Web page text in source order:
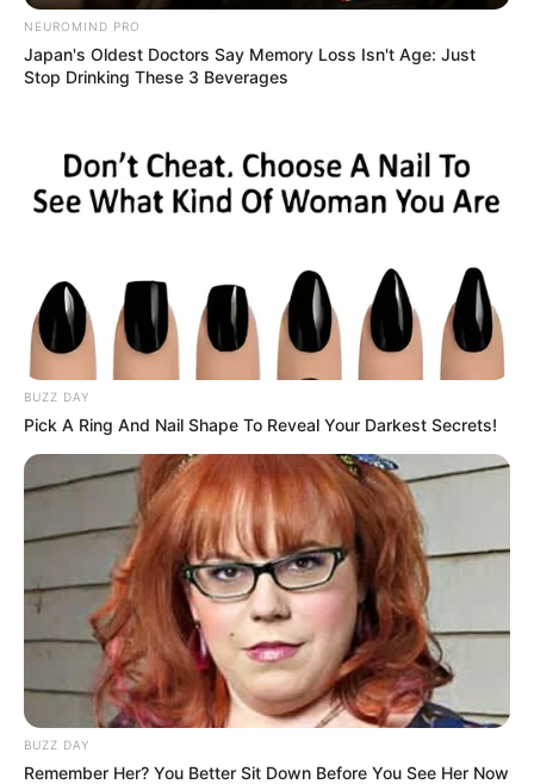
NEUROMIND PRO
Japan's Oldest Doctors Say Memory Loss Isn't Age: Just
Stop Drinking These 3 Beverages
BUZZ DAY
Pick A Ring And Nail Shape To Reveal Your Darkest Secrets!
BUZZ DAY
Remember Her? You Better Sit Down Before You See Her Now